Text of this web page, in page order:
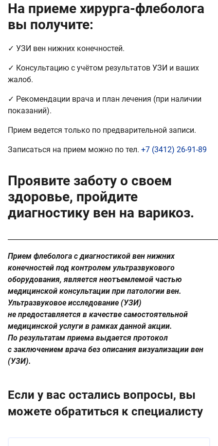
На приеме хирурга-флеболога
вы получите:
✓ УЗИ вен нижних конечностей.
✓ Консультацию с учётом результатов УЗИ и ваших
жалоб.
✓ Рекомендации врача и план лечения (при наличии
показаний).
Прием ведется только по предварительной записи.
Записаться на прием можно по тел. +7 (3412) 26-91-89
Проявите заботу о своем
здоровье, пройдите
диагностику вен на варикоз.
Прием флеболога с диагностикой вен нижних
конечностей под контролем ультразвукового
оборудования, является неотъемлемой частью
медицинской консультации при патологии вен.
Ультразвуковое исследование (УЗИ)
не предоставляется в качестве самостоятельной
медицинской услуги в рамках данной акции.
По результатам приема выдается протокол
с заключением врача без описания визуализации вен
(УЗИ).
Если у вас остались вопросы, вы
можете обратиться к специалисту